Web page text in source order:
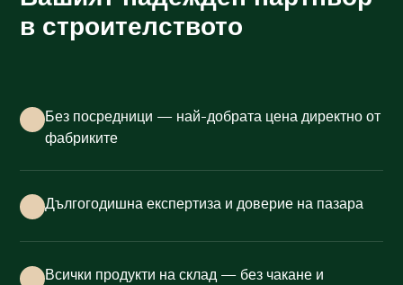
в строителството
Без посредници — най-добрата цена директно от
фабриките
Дългогодишна експертиза и доверие на пазара
Всички продукти на склад — без чакане и